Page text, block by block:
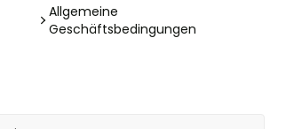
Allgemeine
Geschäftsbedingungen